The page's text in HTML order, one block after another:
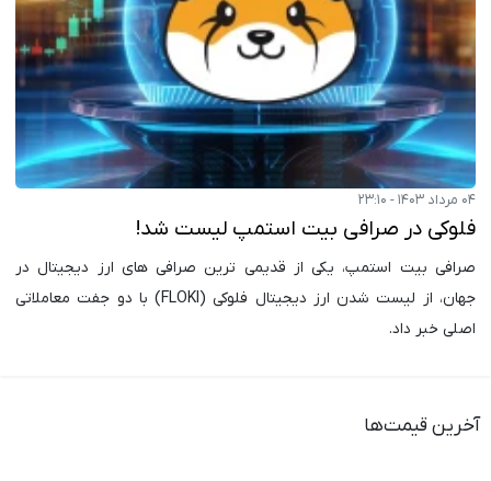
۰۴ مرداد ۱۴۰۳ - ۲۳:۱۰
فلوکی در صرافی بیت استمپ لیست شد!
صرافی بیت استمپ، یکی از قدیمی ترین صرافی های ارز دیجیتال در
جهان، از لیست شدن ارز دیجیتال فلوکی (FLOKI) با دو جفت معاملاتی
اصلی خبر داد.
آخرین قیمت‌ها